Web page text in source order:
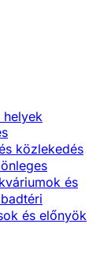
helyek
közlekedés
és
és előnyök